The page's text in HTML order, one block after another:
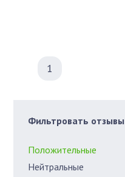
1
Фильтровать отзывы
Положительные
Нейтральные